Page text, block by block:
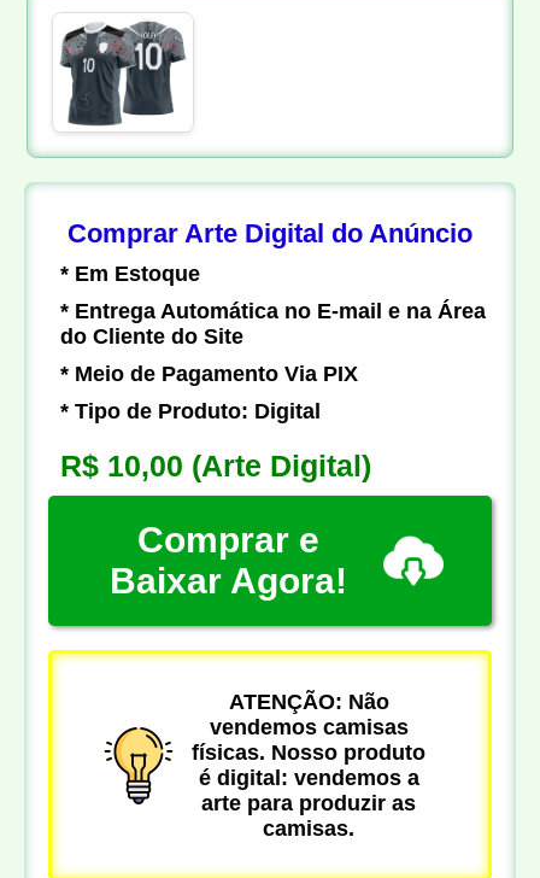
Comprar Arte Digital do Anúncio
* Em Estoque
* Entrega Automática no E-mail e na Área
do Cliente do Site
* Meio de Pagamento Via PIX
* Tipo de Produto: Digital
R$ 10,00 (Arte Digital)
Comprar e
Baixar Agora!
ATENÇÃO: Não
vendemos camisas
físicas. Nosso produto
é digital: vendemos a
arte para produzir as
camisas.